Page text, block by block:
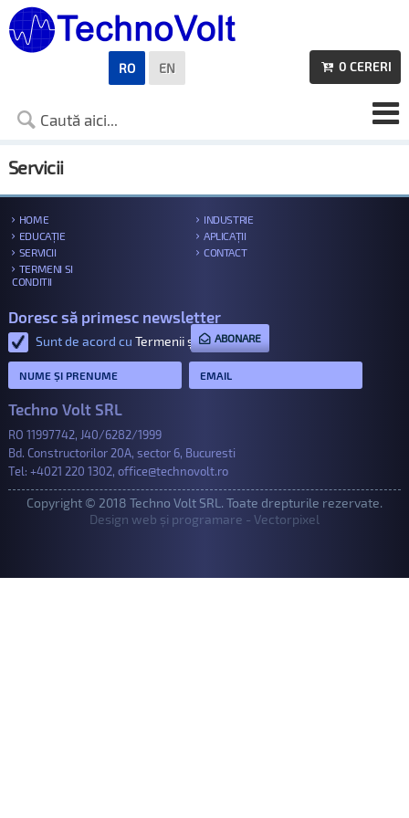

0 CERERI
Servicii
RO EN
HOME
INDUSTRIE
EDUCAȚIE
APLICAȚII
SERVICII
CONTACT
TERMENI SI
CONDITII
Doresc să primesc newsletter
Sunt de acord cu Termenii și condițiile.
ABONARE
Techno Volt SRL
RO 11997742, J40/6282/1999
Bd. Constructorilor 20A, sector 6, Bucuresti
Tel: +4021 220 1302, office@technovolt.ro
Copyright © 2018 Techno Volt SRL. Toate drepturile rezervate.
Design web și programare - Vectorpixel